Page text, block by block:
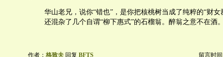
华山老兄，说你“错也”，是你把核桃树当成了纯粹的“财女
还混杂了几个自谓“柳下惠式”的石榴翁。醉翁之意不在酒
作者： 格致夫 回复 BFTS 留言时间